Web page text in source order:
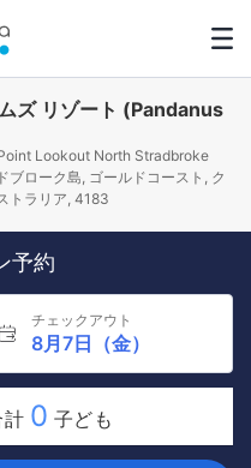
ズ リゾート (Pandanus
Lookout North Stradbroke
ブローク島, ゴールドコースト, ク
トラリア, 4183
予約
チェックアウト
8月7日（金）
計 0 子ども